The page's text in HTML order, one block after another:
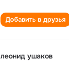
Добавить в друзья
леонид ушаков